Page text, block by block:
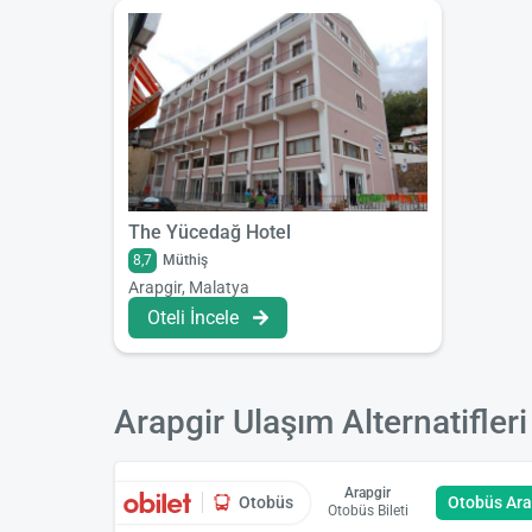
The Yücedağ Hotel
8,7 Müthiş
Arapgir, Malatya
Oteli İncele
Arapgir Ulaşım Alternatifleri
Otobüs
Arapgir
Otobüs Bileti
Otobüs Ara